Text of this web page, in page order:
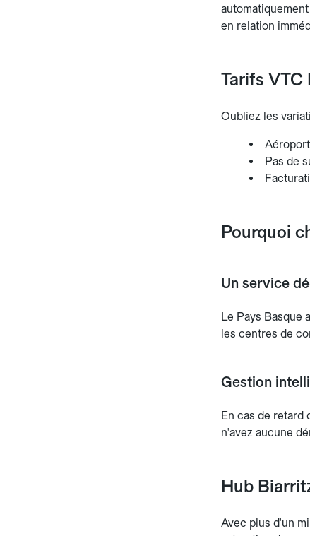
en relation
Tarifs
Oubliez les
Pas de
Pourquoi
Un service
Le Pays Basque
les centres de
Gestion
En cas de retard
n'avez aucune
Hub
Avec plus d'un